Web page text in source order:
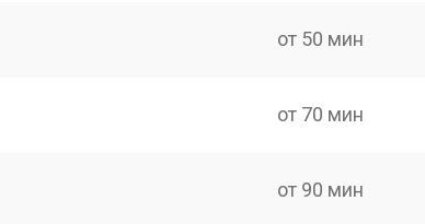
от 50 мин
от 70 мин
от 90 мин